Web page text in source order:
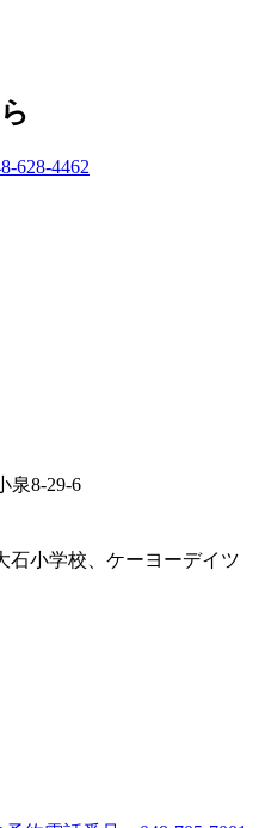
泉8-29-6
石小学校、ケーヨーデイツ